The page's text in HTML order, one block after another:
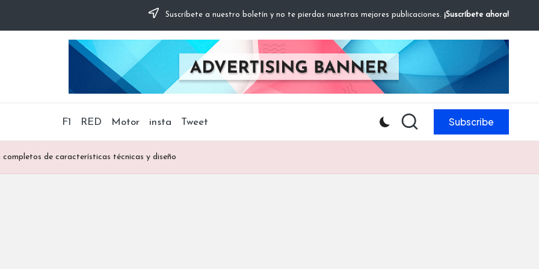
Suscríbete a nuestro boletín y no te pierdas nuestras mejores publicaciones. ¡Suscríbete ahora!
F1 RED Motor insta Tweet Subscribe
de características técnicas y diseño